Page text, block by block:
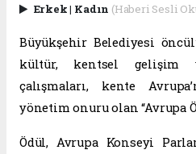
Erkek| Kadın (Haberi Sesli
Büyükşehir Belediyesi
kültür, kentsel gelişim
çalışmaları, kente
yönetim onuru olan “Avrupa
Ödül, Avrupa Konseyi